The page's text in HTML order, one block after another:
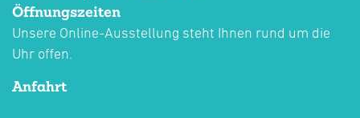
Öffnungszeiten
Unsere Online-Ausstellung steht Ihnen rund um die
Uhr offen.
Anfahrt